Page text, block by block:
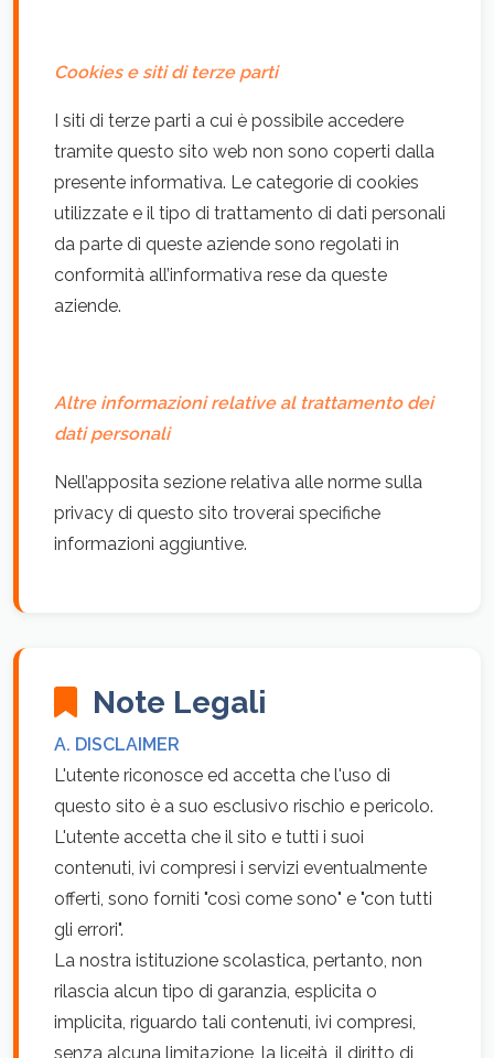
Cookies e siti di terze parti
I siti di terze parti a cui è possibile accedere
tramite questo sito web non sono coperti dalla
presente informativa. Le categorie di cookies
utilizzate e il tipo di trattamento di dati personali
da parte di queste aziende sono regolati in
conformità all’informativa rese da queste
aziende.
Altre informazioni relative al trattamento dei
dati personali
Nell’apposita sezione relativa alle norme sulla
privacy di questo sito troverai specifiche
informazioni aggiuntive.
Note Legali
A. DISCLAIMER
L'utente riconosce ed accetta che l'uso di
questo sito è a suo esclusivo rischio e pericolo.
L'utente accetta che il sito e tutti i suoi
contenuti, ivi compresi i servizi eventualmente
offerti, sono forniti "così come sono" e "con tutti
gli errori".
La nostra istituzione scolastica, pertanto, non
rilascia alcun tipo di garanzia, esplicita o
implicita, riguardo tali contenuti, ivi compresi,
senza alcuna limitazione, la liceità, il diritto di